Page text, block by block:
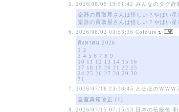
2026/08/05 19:51:42 みんなのタグ辞
楽器の買取屋さんは怪しい？やばい
楽器の買取屋さんは怪しい？やばい
2026/08/02 03:53:36 Colours
สิงหาคม 2026
1 2
3 4 5 6 7 8 9
10 11 12 13 14 15 16
17 18 19 20 21 22 23
24 25 26 27 28 29 30
31
2026/07/16 23:38:45 とほほのＷＷＷ
皇室典範改正 (1)
2026/07/15 07:15:13 日本の伝統色